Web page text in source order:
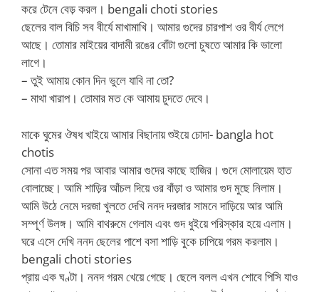
করে টেনে বেড় করল। bengali choti stories
ছেলের বাল বিচি সব বীর্যে মাখামাখি। আমার গুদের চারপাশ ওর বীর্য লেগে
আছে। তোমার মাইয়ের বাদামী রঙের বোঁটা গুলো চুষতে আমার কি ভালো
লাগে।
– তুই আমায় কোন দিন ভুলে যাবি না তো?
– মাথা খারাপ। তোমার মত কে আমায় চুদতে দেবে।
মাকে ঘুমের ঔষধ খাইয়ে আমার বিছানায় শুইয়ে চোদা- bangla hot
chotis
সোনা এত সময় পর আবার আমার গুদের কাছে হাজির। গুদে মোলায়েম হাত
বোলাচ্ছে। আমি শাড়ির আঁচল দিয়ে ওর বাঁড়া ও আমার গুদ মুছে নিলাম।
আমি উঠে নেমে দরজা খুলতে দেখি ননদ দরজার সামনে দাড়িয়ে আর আমি
সম্পূর্ণ উলঙ্গ। আমি বাথরুমে গেলাম এবং গুদ ধুইয়ে পরিস্কার হয়ে এলাম।
ঘরে এসে দেখি ননদ ছেলের পাশে বসা শাড়ি বুকে চাপিয়ে গরম করলাম।
bengali choti stories
প্রায় এক ঘণ্টা। ননদ গরম খেয়ে গেছে। ছেলে বলল এখন শোবে পিসি যাও